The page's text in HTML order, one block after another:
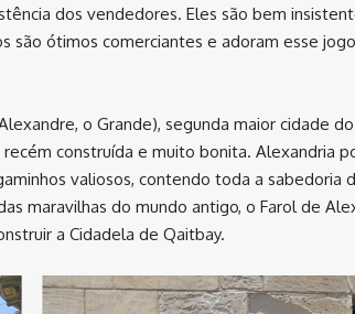
dos vendedores. Eles são bem
ótimos comerciantes e adoram esse
o Grande), segunda maior cidade
construída e muito bonita. Alexandria
valiosos, contendo toda a sabedoria
maravilhas do mundo antigo, o Farol de
a Cidadela de Qaitbay.